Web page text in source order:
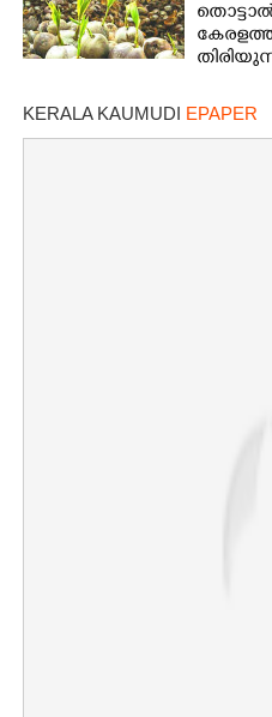
KERALA KAUMUDI EPAPER